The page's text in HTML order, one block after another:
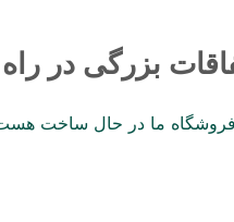
بزرگی در
فروشگاه ما در حال ساخت